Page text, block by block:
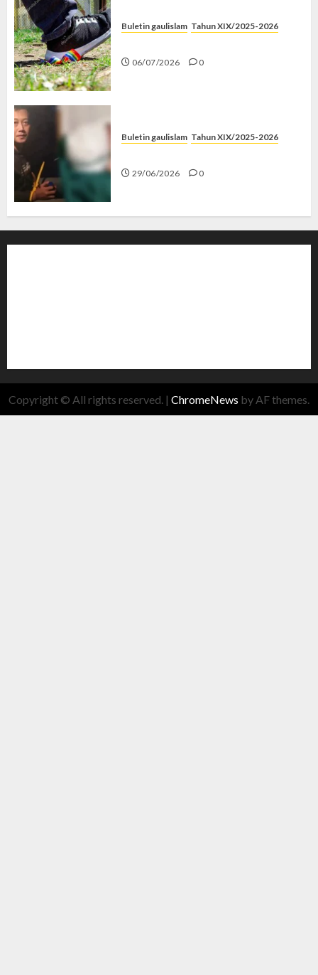
Buletin gaulislam Tahun XIX/2025-2026
06/07/2026 0
Buletin gaulislam Tahun XIX/2025-2026
29/06/2026 0
Copyright © All rights reserved. | ChromeNews by AF themes.